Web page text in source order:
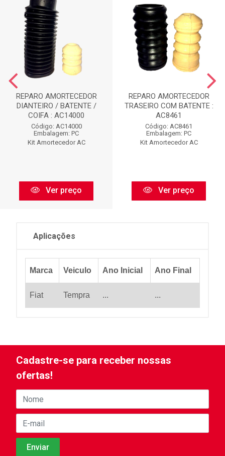
REPARO AMORTECEDOR
DIANTEIRO / BATENTE /
COIFA : AC14000
Código: AC14000
Embalagem: PC
Kit Amortecedor AC
Ver preço
REPARO AMORTECEDOR
TRASEIRO COM BATENTE :
AC8461
Código: AC8461
Embalagem: PC
Kit Amortecedor AC
Ver preço
Aplicações
Marca Veiculo Ano Inicial Ano Final
Fiat Tempra ... ...
Cadastre-se para receber nossas
ofertas!